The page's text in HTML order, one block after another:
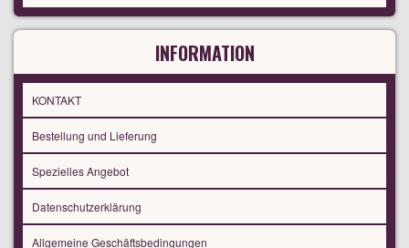
INFORMATION
KONTAKT
Bestellung und Lieferung
Spezielles Angebot
Datenschutzerklärung
Allgemeine Geschäftsbedingungen